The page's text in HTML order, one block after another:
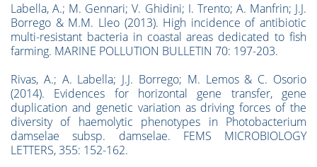
Labella, A.; M. Gennari; V. Ghidini; I. Trento; A. Manfrin; J.J.
Borrego & M.M. Lleo (2013). High incidence of antibiotic
multi-resistant bacteria in coastal areas dedicated to fish
farming. MARINE POLLUTION BULLETIN 70: 197-203.
Rivas, A.; A. Labella; J.J. Borrego; M. Lemos & C. Osorio
(2014). Evidences for horizontal gene transfer, gene
duplication and genetic variation as driving forces of the
diversity of haemolytic phenotypes in Photobacterium
damselae subsp. damselae. FEMS MICROBIOLOGY
LETTERS, 355: 152-162.